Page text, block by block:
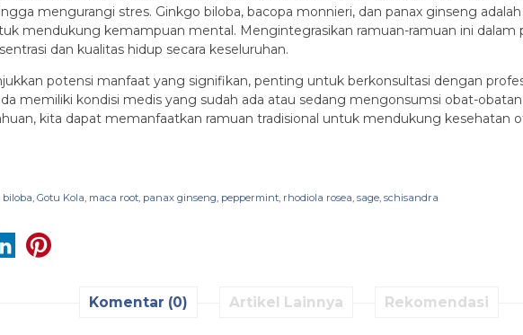
mengurangi stres. Ginkgo biloba, bacopa monnieri, dan panax ginseng
mendukung kemampuan mental. Mengintegrasikan ramuan-ramuan ini
dan kualitas hidup secara keseluruhan.
potensi manfaat yang signifikan, penting untuk berkonsultasi dengan
memiliki kondisi medis yang sudah ada atau sedang mengonsumsi obat-
kita dapat memanfaatkan ramuan tradisional untuk mendukung kesehatan
Gotu Kola maca root panax ginseng peppermint rhodiola rosea sage schisandra
Komentar (0) Artikel Lainnya Rekomendasi